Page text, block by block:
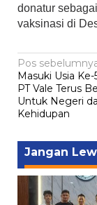
donatur
vaksinasi di
Navigasi
pos
Pos
Masuki Usia Ke-
PT Vale Terus
Untuk Negeri
Kehidupan
Jangan